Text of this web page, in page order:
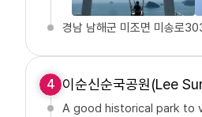
경남 남해군 미조면 미송로
4 이순신순국공원(Lee
A good historical park to